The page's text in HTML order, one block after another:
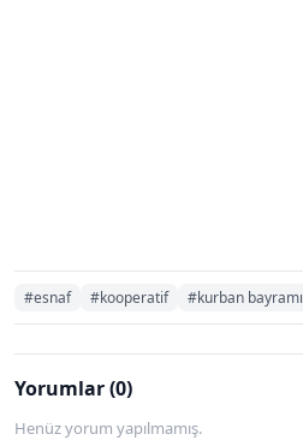
#esnaf #kooperatif #kurban bayramı
Yorumlar (0)
Henüz yorum yapılmamış.